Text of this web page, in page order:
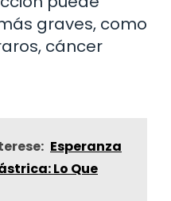
graves, como
cáncer
Esperanza
Lo Que